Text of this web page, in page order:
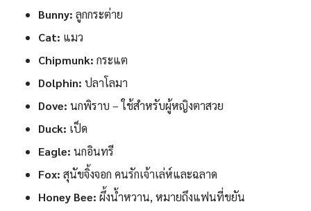
Bunny: ลูกกระต่าย
Cat: แมว
Chipmunk: กระแต
Dolphin: ปลาโลมา
Dove: นกพิราบ – ใช้สำหรับผู้หญิงตาสวย
Duck: เป็ด
Eagle: นกอินทรี
Fox: สุนัขจิ้งจอก คนรักเจ้าเล่ห์และฉลาด
Honey Bee: ผึ้งน้ำหวาน, หมายถึงแฟนที่ขยัน